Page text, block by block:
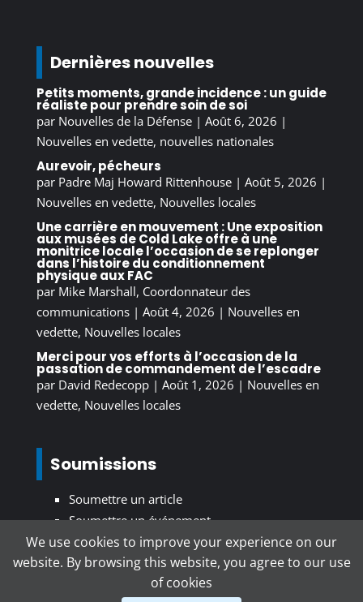
Dernières nouvelles
Petits moments, grande incidence : un guide
réaliste pour prendre soin de soi
par Nouvelles de la Défense| Août 6, 2026 |
Nouvelles en vedette, nouvelles nationales
Aurevoir, pécheurs
par Padre Maj Howard Rittenhouse| Août 5, 2026 |
Nouvelles en vedette, Nouvelles locales
Une carrière en mouvement : Une exposition
aux musées de Cold Lake offre à une
monitrice locale l’occasion de se replonger
dans l’histoire du conditionnement
physique aux FAC
par Mike Marshall, Coordonnateur des
communications| Août 4, 2026 | Nouvelles en
vedette, Nouvelles locales
Merci pour vos efforts à l’occasion de la
passation de commandement de l’escadre
par David Redecopp| Août 1, 2026 | Nouvelles en
vedette, Nouvelles locales
Soumissions
Soumettre un article
Soumettre un événement
S’inscrire au bulletin d’information
We use cookies to improve your experience on our
website. By browsing this website, you agree to our use
of cookies